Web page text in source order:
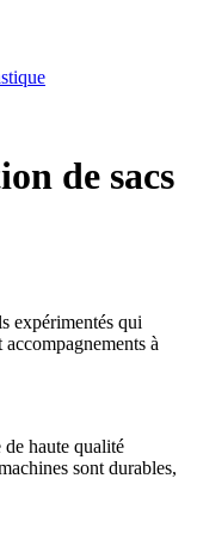
de sacs
expérimentés qui
à
de haute qualité
sont durables,